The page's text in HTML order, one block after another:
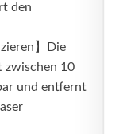
den
】Die
zwischen 10
und entfernt